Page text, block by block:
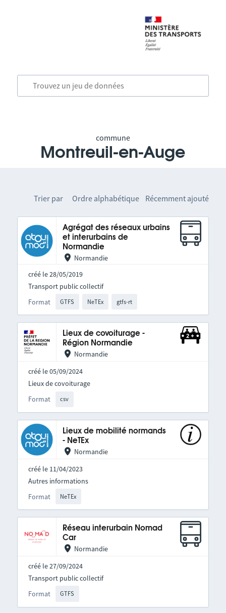
commune
Montreuil-en-Auge
Trier par Ordre alphabétique Récemment ajouté
Agrégat des réseaux urbains
et interurbains de
Normandie
Normandie
créé le 28/05/2019
Format GTFS NeTEx gtfs-rt
Transport public collectif
Lieux de covoiturage -
Région Normandie
Normandie
créé le 05/09/2024
Format csv
Lieux de covoiturage
Lieux de mobilité normands
- NeTEx
Normandie
créé le 11/04/2023
Format NeTEx
Autres informations
Réseau interurbain Nomad
Car
Normandie
créé le 27/09/2024
Format GTFS
Transport public collectif